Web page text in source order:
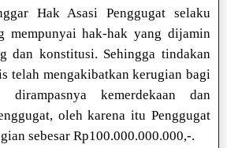
Hak Asasi Penggugat selaku
mempunyai hak-hak yang dijamin
dan konstitusi. Sehingga tindakan
telah mengakibatkan kerugian bagi
dirampasnya kemerdekaan dan
oleh karena itu Penggugat
sebesar Rp100.000.000.000,-.